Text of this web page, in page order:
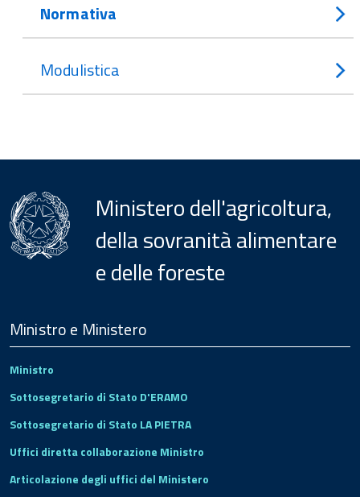
Normativa
Modulistica
Ministero dell'agricoltura,
della sovranità alimentare
e delle foreste
Footer
Ministro e Ministero
Ministro
Sottosegretario di Stato D'ERAMO
Sottosegretario di Stato LA PIETRA
Uffici diretta collaborazione Ministro
Articolazione degli uffici del Ministero